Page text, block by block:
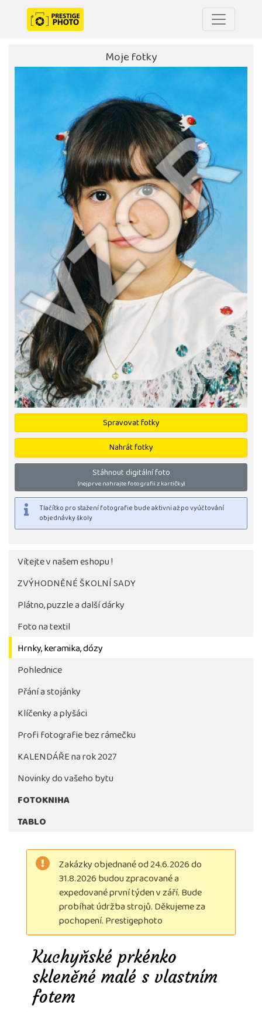
Moje fotky
Spravovat fotky
Nahrát fotky
Stáhnout digitální foto
(nejprve nahrajte fotografii z kartičky)
Tlačítko pro stažení fotografie bude aktivni až po
objednávky školy
Vítejte v našem eshopu !
ZVÝHODNĚNÉ ŠKOLNÍ SADY
Plátno, puzzle a další dárky
Foto na textil
Hrnky, keramika, dózy
Pohlednice
Přání a stojánky
Klíčenky a plyšáci
Profi fotografie bez rámečku
KALENDÁŘE na rok 2027
Novinky do vašeho bytu
FOTOKNIHA
TABLO
Zakázky objednané od 24.6.2026 do
31.8.2026 budou zpracované a
expedované první týden v září. Bude
probíhat údržba strojů. Děkujeme za
pochopení. Prestigephoto
Kuchyňské prkénko
skleněné malé s vlastním
fotem